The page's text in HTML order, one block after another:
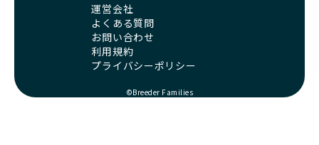
運営会社
よくある質問
お問い合わせ
利用規約
プライバシーポリシー
©Breeder Families